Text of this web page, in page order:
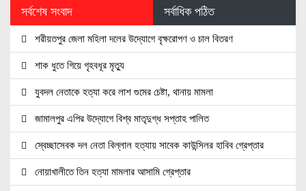
সর্বশেষ সংবাদ সর্বাধিক পঠিত
শরীয়তপুর জেলা মহিলা দলের উদ্যোগে বৃক্ষরোপণ ও চাল বিতরণ
শাক ধুতে গিয়ে গৃহবধূর মৃত্যু
যুবদল নেতাকে হত্যা করে লাশ গুমের চেষ্টা, থানায় মামলা
জামালপুর এপির উদ্যোগে বিশ্ব মাতৃদুগ্ধ সপ্তাহ পালিত
স্বেচ্ছাসেবক দল নেতা বিল্লাল হত্যায় সাবেক কাউন্সিলর হাবিব গ্রেপ্তার
নোয়াখালীতে তিন হত্যা মামলার আসামি গ্রেপ্তার